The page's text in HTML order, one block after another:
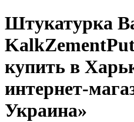
Штукатурка
купить в
интернет-
Украина»